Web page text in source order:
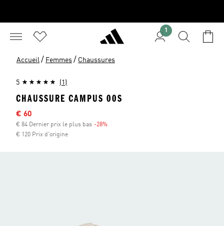
1
Accueil / Femmes / Chaussures
5 (1)
CHAUSSURE CAMPUS 00S
Sale price
€ 60
€ 84 Dernier prix le plus bas -28%
€ 120 Prix d'origine